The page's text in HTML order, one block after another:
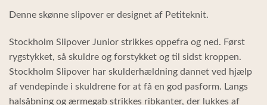
Denne skønne slipover er designet af Petiteknit.
Stockholm Slipover Junior strikkes oppefra og ned. Først
rygstykket, så skuldre og forstykket og til sidst kroppen.
Stockholm Slipover har skulderhældning dannet ved hjælp
af vendepinde i skuldrene for at få en god pasform. Langs
halsåbning og ærmegab strikkes ribkanter, der lukkes af